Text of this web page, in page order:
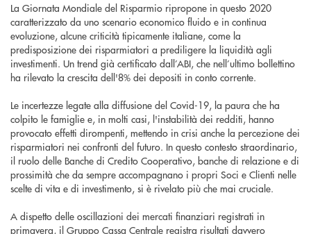
La Giornata Mondiale del Risparmio ripropone in questo 2020
caratterizzato da uno scenario economico fluido e in continua
evoluzione, alcune criticità tipicamente italiane, come la
predisposizione dei risparmiatori a prediligere la liquidità agli
investimenti. Un trend già certificato dall’ABI, che nell’ultimo bollettino
ha rilevato la crescita dell'8% dei depositi in conto corrente.
Le incertezze legate alla diffusione del Covid-19, la paura che ha
colpito le famiglie e, in molti casi, l'instabilità dei redditi, hanno
provocato effetti dirompenti, mettendo in crisi anche la percezione dei
risparmiatori nei confronti del futuro. In questo contesto straordinario,
il ruolo delle Banche di Credito Cooperativo, banche di relazione e di
prossimità che da sempre accompagnano i propri Soci e Clienti nelle
scelte di vita e di investimento, si è rivelato più che mai cruciale.
A dispetto delle oscillazioni dei mercati finanziari registrati in
primavera, il Gruppo Cassa Centrale registra risultati davvero